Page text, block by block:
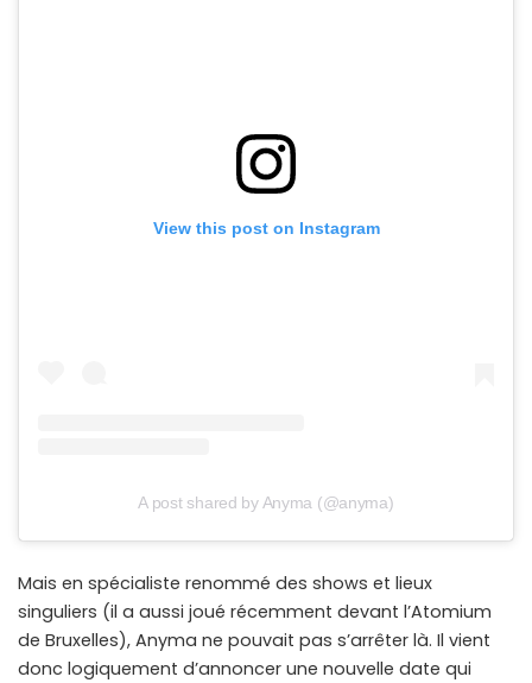
View this post on Instagram
A post shared by Anyma (@anyma)
Mais en spécialiste renommé des shows et lieux
singuliers (il a aussi joué récemment devant l’Atomium
de Bruxelles), Anyma ne pouvait pas s’arrêter là. Il vient
donc logiquement d’annoncer une nouvelle date qui